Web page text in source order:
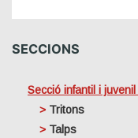
SECCIONS
Secció infantil i juvenil
Tritons
Talps